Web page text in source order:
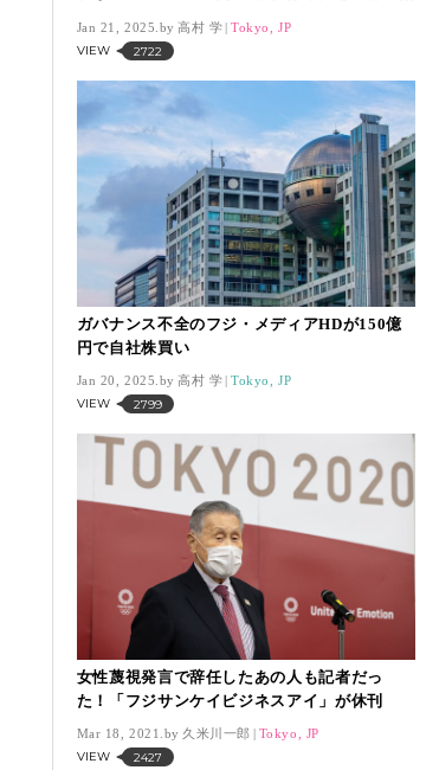
Jan 21, 2025. 高村 学 Tokyo, JP
VIEW 2722
ガバナンス不全のフジ・メディアHDが150億
円で自社株買い
Jan 20, 2025. 高村 学 Tokyo, JP
VIEW 2799
女性蔑視発言で辞任したあの人も記者だっ
た！「フジサンケイビジネスアイ」が休刊
Mar 18, 2021. 久米川一郎 Tokyo, JP
VIEW 2427